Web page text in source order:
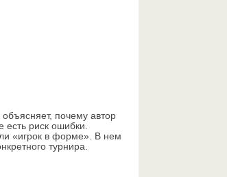
почему автор
риск ошибки.
«игрок в форме». В нем
турнира.